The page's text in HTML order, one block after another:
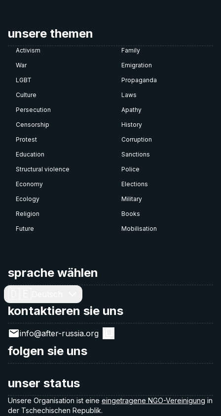
unsere themen
Activism
Family
War
Emigration
LGBT
Propaganda
Culture
Laws
Persecution
Apathy
Censorship
History
Protest
Corruption
Education
Sanctions
Structural violence
Police
Economy
Elections
Ecology
Military
Religion
Books
Future
Mobilisation
sprache wählen
kontaktieren sie uns
info@after-russia.org
folgen sie uns
unser status
Unsere Organisation ist eine eingetragene NGO-Vereinigung in
der Tschechischen Republik.